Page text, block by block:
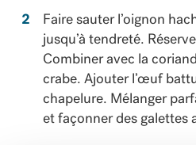
Faire sauter l’oignon
jusqu’à tendreté.
Combiner avec la
crabe. Ajouter l’œuf
chapelure. Mélanger
et façonner des galettes